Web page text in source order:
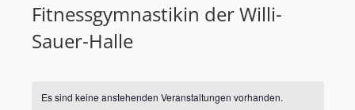
Sportgaststätte
Info
Media
Fitnessgymnastikin der Willi-
Sauer-Halle
Es sind keine anstehenden Veranstaltungen vorhanden.